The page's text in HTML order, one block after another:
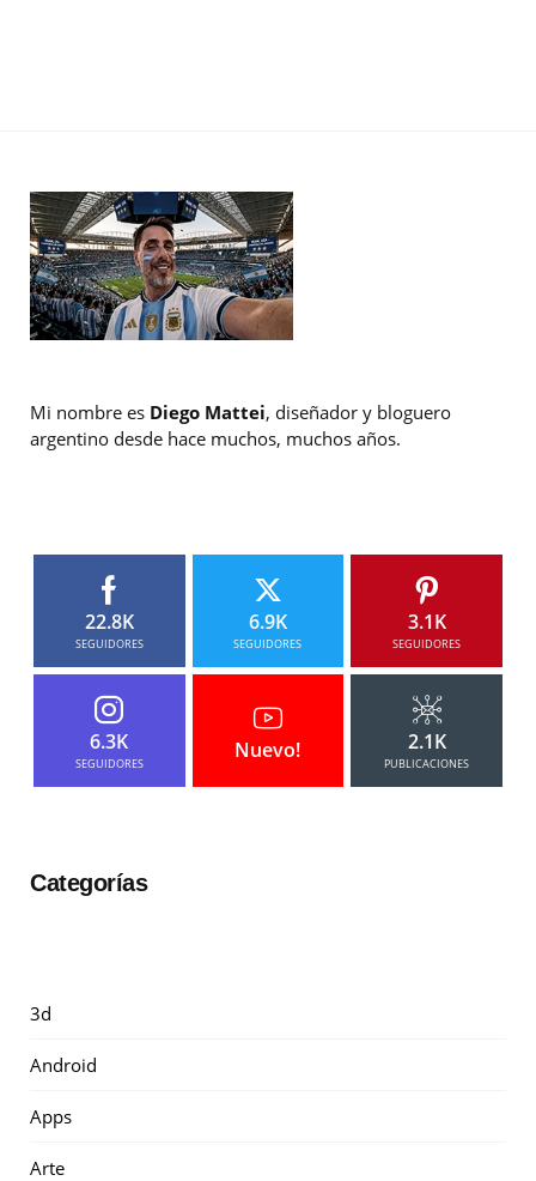
Mi nombre es Diego Mattei, diseñador y bloguero
argentino desde hace muchos, muchos años.
22.8K
SEGUIDORES
6.9K
SEGUIDORES
3.1K
SEGUIDORES
6.3K
SEGUIDORES
Nuevo! 2.1K
PUBLICACIONES
Categorías
3d
Android
Apps
Arte